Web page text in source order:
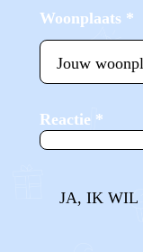
Woonplaats *
Reactie *
JA, IK WIL